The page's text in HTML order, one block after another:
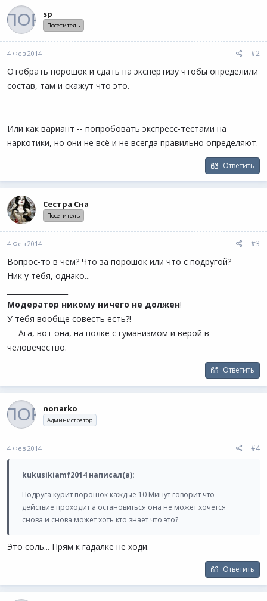
sp
Посетитель
4 Фев 2014 #2
Отобрать порошок и сдать на экспертизу чтобы определили
состав, там и скажут что это.
Или как вариант -- попробовать экспресс-тестами на
наркотики, но они не всё и не всегда правильно определяют.
Ответить
Сестра Сна
Посетитель
4 Фев 2014 #3
Вопрос-то в чем? Что за порошок или что с подругой?
Ник у тебя, однако...
Модератор никому ничего не должен!
У тебя вообще совесть есть?!
— Ага, вот она, на полке с гуманизмом и верой в
человечество.
Ответить
nonarko
Администратор
4 Фев 2014 #4
kukusikiamf2014 написал(а):
Подруга курит порошок каждые 10 Минут говорит что
действие проходит а остановиться она не может хочется
снова и снова может хоть кто знает что это?
Это соль... Прям к гадалке не ходи.
Ответить